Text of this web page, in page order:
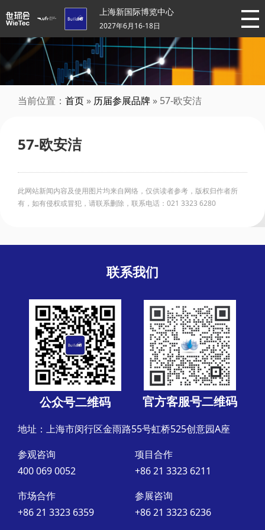
上海新国际博览中心
2027年6月16-18日
当前位置： 首页 » 历届参展品牌 » 57-欧安洁
57-欧安洁
此网站新闻内容及使用图片均来自网络，仅供读者参考，版权归作者所
有，如有侵权或冒犯，请联系删除，联系电话：021 3323 6280
联系我们
公众号二维码 官方客服号二维码
地址：上海市闵行区金雨路55号虹桥525创意园A座
参观咨询
400 069 0052
项目合作
+86 21 3323 6211
市场合作
+86 21 3323 6359
参展咨询
+86 21 3323 6236